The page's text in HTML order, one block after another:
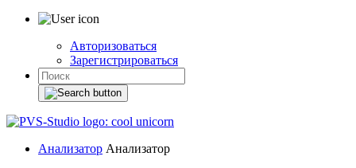
Авторизоваться
Зарегистрироваться
Анализатор Анализатор